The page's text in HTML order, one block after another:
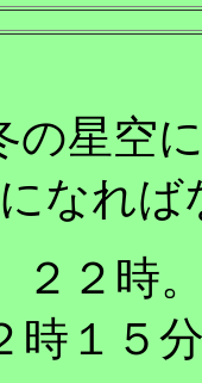
の星空
なれば
２２時
時１５